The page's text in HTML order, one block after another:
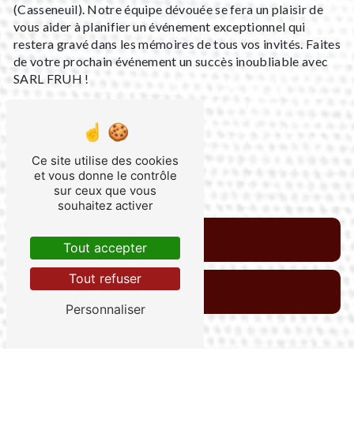
(Casseneuil). Notre équipe dévouée se fera un plaisir de
vous aider à planifier un événement exceptionnel qui
restera gravé dans les mémoires de tous vos invités. Faites
de votre prochain événement un succès inoubliable avec
SARL FRUH !
En savoir plus
Contactez-nous
Ce site utilise des cookies
et vous donne le contrôle
sur ceux que vous
souhaitez activer
Tout accepter
Tout refuser
Personnaliser